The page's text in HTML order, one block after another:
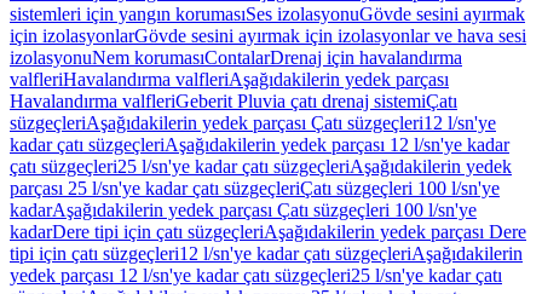
sistemleri için yangın korumasıSes izolasyonuGövde sesini ayırmak
için izolasyonlarGövde sesini ayırmak için izolasyonlar ve hava sesi
izolasyonuNem korumasıContalarDrenaj için havalandırma
valfleriHavalandırma valfleriAşağıdakilerin yedek parçası
Havalandırma valfleriGeberit Pluvia çatı drenaj sistemiÇatı
süzgeçleriAşağıdakilerin yedek parçası Çatı süzgeçleri12 l/sn'ye
kadar çatı süzgeçleriAşağıdakilerin yedek parçası 12 l/sn'ye kadar
çatı süzgeçleri25 l/sn'ye kadar çatı süzgeçleriAşağıdakilerin yedek
parçası 25 l/sn'ye kadar çatı süzgeçleriÇatı süzgeçleri 100 l/sn'ye
kadarAşağıdakilerin yedek parçası Çatı süzgeçleri 100 l/sn'ye
kadarDere tipi için çatı süzgeçleriAşağıdakilerin yedek parçası Dere
tipi için çatı süzgeçleri12 l/sn'ye kadar çatı süzgeçleriAşağıdakilerin
yedek parçası 12 l/sn'ye kadar çatı süzgeçleri25 l/sn'ye kadar çatı